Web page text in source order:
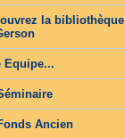
la bibliothèque
Equipe...
Ancien